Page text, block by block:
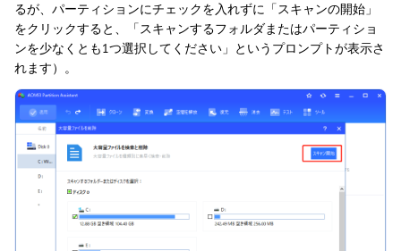
るが、パーティションにチェックを入れずに「スキャンの開始」
をクリックすると、「スキャンするフォルダまたはパーティショ
ンを少なくとも1つ選択してください」というプロンプトが表示さ
れます）。